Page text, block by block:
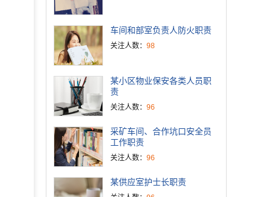
车间和部室负责人防火职责
关注人数： 98
某小区物业保安各类人员职
责
关注人数： 96
采矿车间、合作坑口安全员
工作职责
关注人数： 96
某供应室护士长职责